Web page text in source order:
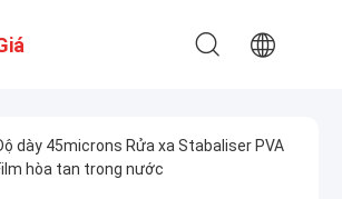
dày 45microns Rửa xa Stabaliser PVA
hòa tan trong nước